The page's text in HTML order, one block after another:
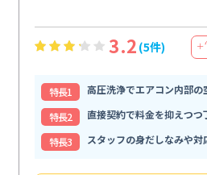
3.2 (5件) ＋
特⻑1
高圧洗浄でエアコン内部
特⻑2
直接契約で料金を抑えつ
特⻑3
スタッフの身だしなみや